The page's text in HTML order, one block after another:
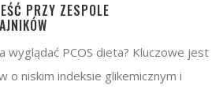
PRZY ZESPOLE
wyglądać PCOS dieta? Kluczowe jest
o niskim indeksie glikemicznym i